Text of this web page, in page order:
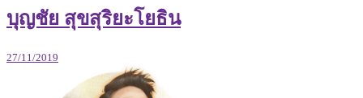
บุญชัย สุขสุริยะโยธิน
27/11/2019